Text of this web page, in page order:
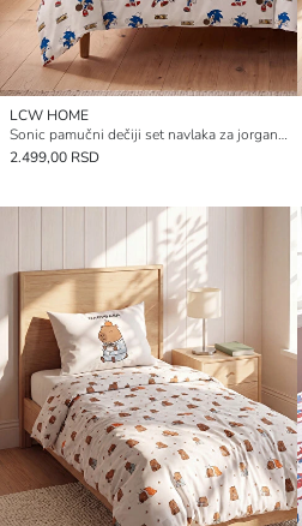
LCW HOME
Sonic pamučni dečiji set navlaka za jorgan sa štampom
2.499,00 RSD